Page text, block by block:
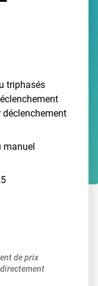
triphasés
déclenchement
de prix